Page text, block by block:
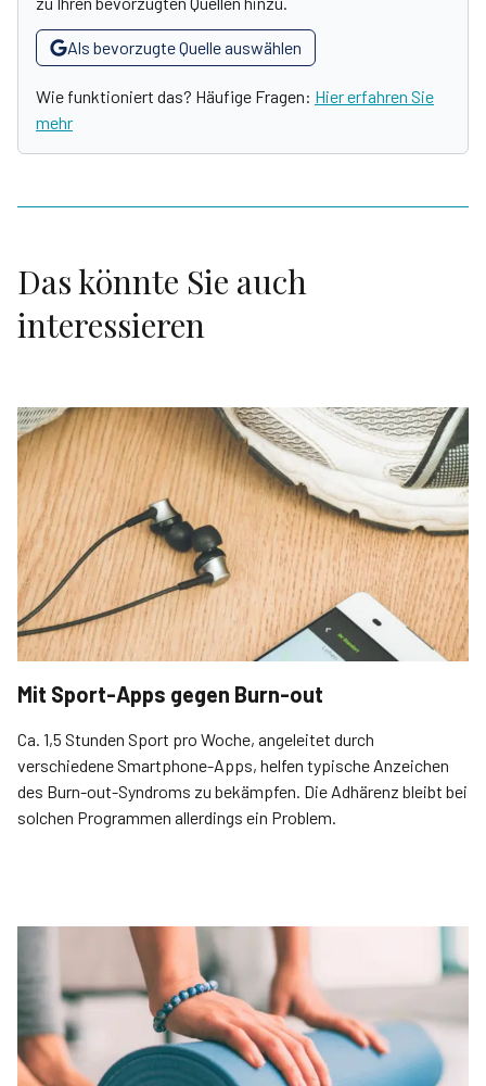
Als bevorzugte Quelle auswählen
Wie funktioniert das? Häufige Fragen: Hier erfahren Sie
mehr
Das könnte Sie auch
interessieren
Mit Sport-Apps gegen Burn-out
Ca. 1,5 Stunden Sport pro Woche, angeleitet durch
verschiedene Smartphone-Apps, helfen typische Anzeichen
des Burn-out-Syndroms zu bekämpfen. Die Adhärenz bleibt bei
solchen Programmen allerdings ein Problem.